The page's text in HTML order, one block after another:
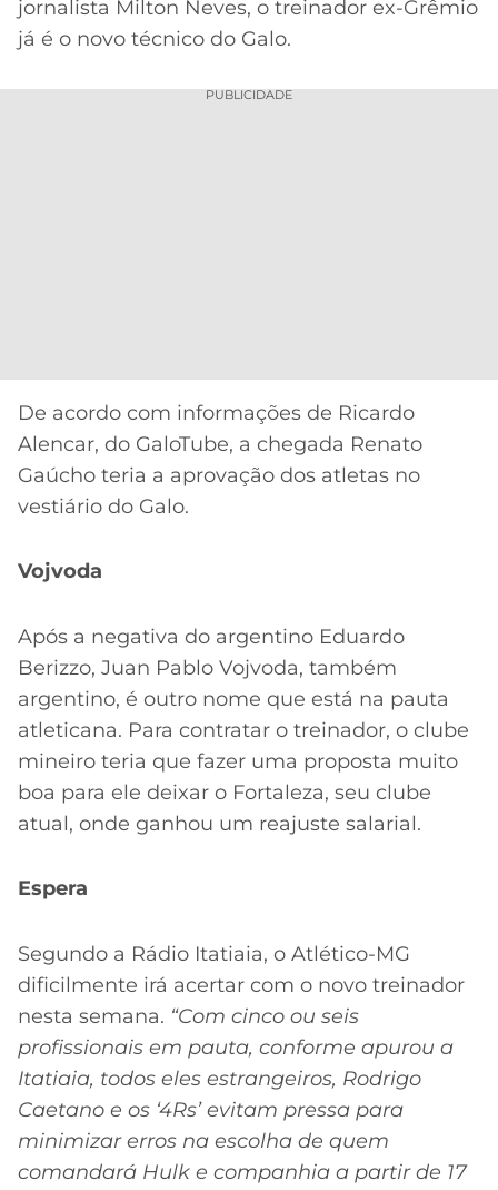
jornalista Milton Neves, o treinador ex-Grêmio
já é o novo técnico do Galo.
PUBLICIDADE
De acordo com informações de Ricardo
Alencar, do GaloTube, a chegada Renato
Gaúcho teria a aprovação dos atletas no
vestiário do Galo.
Vojvoda
Após a negativa do argentino Eduardo
Berizzo, Juan Pablo Vojvoda, também
argentino, é outro nome que está na pauta
atleticana. Para contratar o treinador, o clube
mineiro teria que fazer uma proposta muito
boa para ele deixar o Fortaleza, seu clube
atual, onde ganhou um reajuste salarial.
Espera
Segundo a Rádio Itatiaia, o Atlético-MG
dificilmente irá acertar com o novo treinador
nesta semana. “Com cinco ou seis
profissionais em pauta, conforme apurou a
Itatiaia, todos eles estrangeiros, Rodrigo
Caetano e os ‘4Rs’ evitam pressa para
minimizar erros na escolha de quem
comandará Hulk e companhia a partir de 17